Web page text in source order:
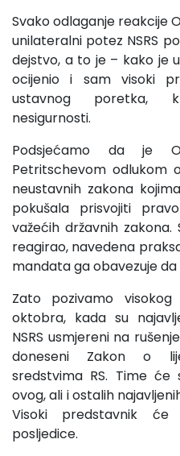
Svako odlaganje reakcije
unilateralni potez NSRS
dejstvo, a to je – kako je
ocijenio i sam visoki
ustavnog poretka,
nesigurnosti.
Podsjećamo da je
Petritschevom odlukom
neustavnih zakona
pokušala prisvojiti
važećih državnih
reagirao, navedena
mandata ga obavezuje da
Zato pozivamo
oktobra, kada su
NSRS usmjereni na
doneseni Zakon o
sredstvima RS. Time
ovog, ali i ostalih
Visoki predstavnik će
posljedice.